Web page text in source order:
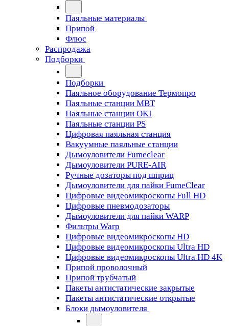
Паяльные материалы
Припой
Флюс
Распродажа
Подборки
Подборки
Паяльное оборудование Термопро
Паяльные станции MBT
Паяльные станции OKI
Паяльные станции PS
Цифровая паяльная станция
Вакуумные паяльные станции
Дымоуловители Fumeclear
Дымоуловители PURE-AIR
Ручные дозаторы под шприц
Дымоуловители для пайки FumeClear
Цифровые видеомикроскопы Full HD
Цифровые пневмодозаторы
Дымоуловители для пайки WARP
Фильтры Warp
Цифровые видеомикроскопы HD
Цифровые видеомикроскопы Ultra HD
Цифровые видеомикроскопы Ultra HD 4K
Припой проволочный
Припой трубчатый
Пакеты антистатические закрытые
Пакеты антистатические открытые
Блоки дымоуловителя